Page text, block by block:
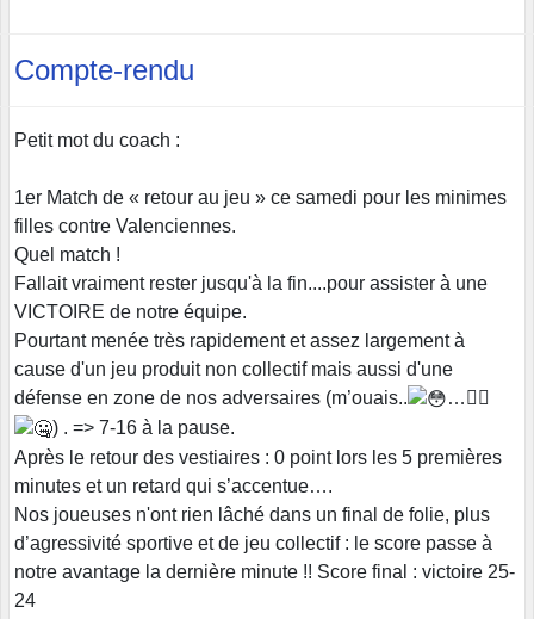
Compte-rendu
Petit mot du coach :
1er Match de « retour au jeu » ce samedi pour les minimes
filles contre Valenciennes.
Quel match !
Fallait vraiment rester jusqu'à la fin....pour assister à une
VICTOIRE de notre équipe.
Pourtant menée très rapidement et assez largement à
cause d'un jeu produit non collectif mais aussi d'une
défense en zone de nos adversaires (m’ouais..
… 😵‍💫
) . => 7-16 à la pause.
Après le retour des vestiaires : 0 point lors les 5 premières
minutes et un retard qui s’accentue….
Nos joueuses n'ont rien lâché dans un final de folie, plus
d’agressivité sportive et de jeu collectif : le score passe à
notre avantage la dernière minute !! Score final : victoire 25-
24